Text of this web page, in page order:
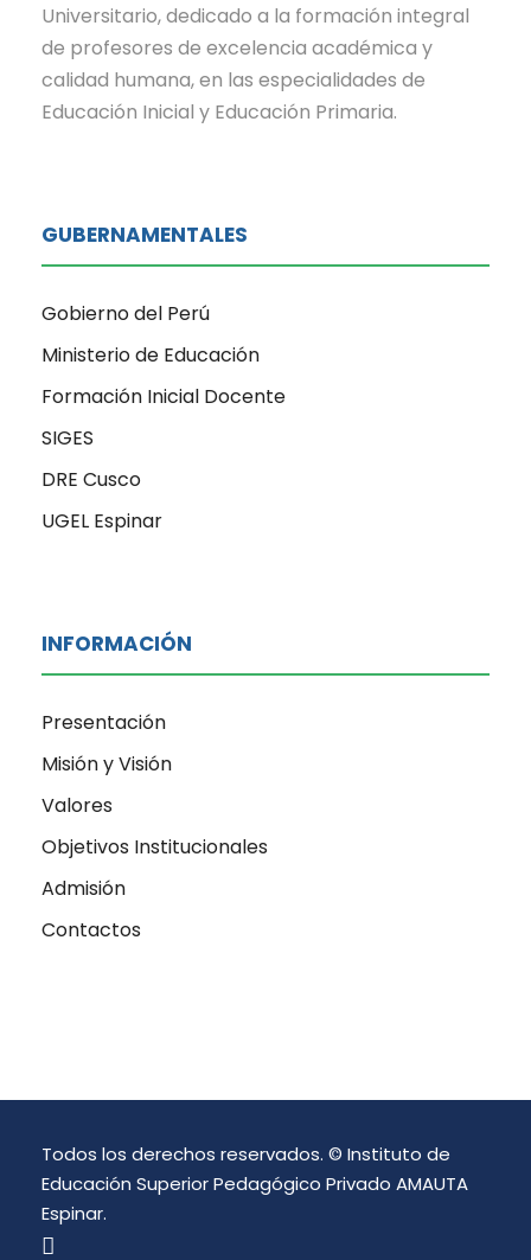
Universitario, dedicado a la formación integral
de profesores de excelencia académica y
calidad humana, en las especialidades de
Educación Inicial y Educación Primaria.
GUBERNAMENTALES
Gobierno del Perú
Ministerio de Educación
Formación Inicial Docente
SIGES
DRE Cusco
UGEL Espinar
INFORMACIÓN
Presentación
Misión y Visión
Valores
Objetivos Institucionales
Admisión
Contactos
Todos los derechos reservados. © Instituto de
Educación Superior Pedagógico Privado AMAUTA
Espinar.